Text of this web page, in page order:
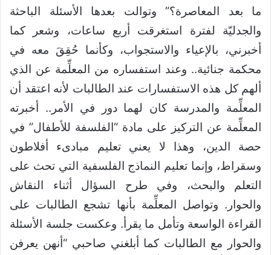
ما بعد المعاصرة؟” وتوالت بعدها الأسئلة الباحثة
والجدليّة لفترة استغرقت أربع ساعات، وشعر كما
أخبرني، بالإعياء والاستجواب، وكأنما حُقِقَ معه في
محكمة جنائية.. وعند استفساره من المعلِّمة عن الذي
ألهم كل هذه الاستفسارات عند الطالبات لأنه اعتقد أن
المعلِّمة والمدرسة كان لهما دور في الأمر.. أخبرته
المعلِّمة عن التركيز على مادة “الفلسفة للأطفال” في
حصة الدين، وهذا لا يعني تعليم مبادىء أفلاطون
وسقراط، وإنما تعليم النماذج الفلسفية التي تحث على
التعلم والبحث، وفي طرح السؤال أثناء النقاش
والحوار. وتواصل المعلِّمة بأنها تشجع الطالبات على
القراءة الواسعة وتأمل ما يقرأ. وعكست جلسة الأسئلة
والحوار مع الطالبات كما أبلغني صاحبي “أنهن يعرفن